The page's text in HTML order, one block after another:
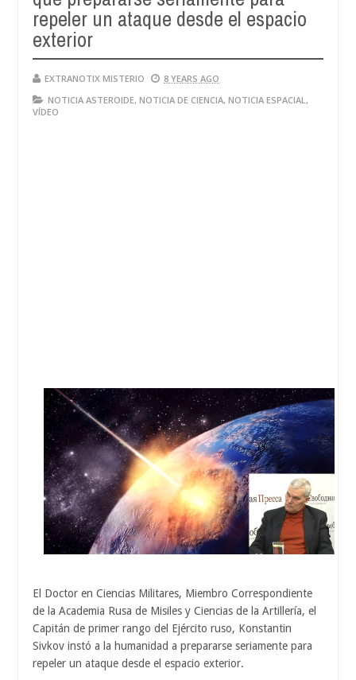
repeler un ataque desde el espacio
exterior
EXTRANOTIX MISTERIO
8 YEARS AGO
NOTICIA ASTEROIDE, NOTICIA DE CIENCIA, NOTICIA ESPACIAL,
VÍDEO
El Doctor en Ciencias Militares, Miembro Correspondiente
de la Academia Rusa de Misiles y Ciencias de la Artillería, el
Capitán de primer rango del Ejército ruso, Konstantin
Sivkov instó a la humanidad a prepararse seriamente para
repeler un ataque desde el espacio exterior.